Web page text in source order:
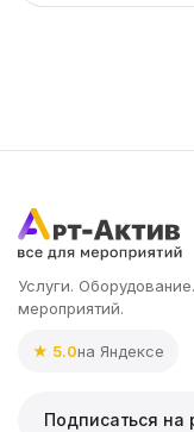
Услуги.
мероприятий.
★ 5.0на Яндексе
Подписаться на